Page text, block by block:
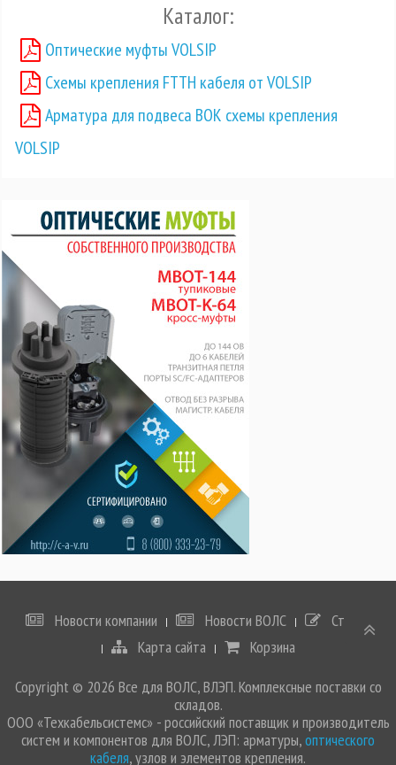
Каталог:
Оптические муфты VOLSIP
Схемы крепления FTTH кабеля от VOLSIP
Арматура для подвеса ВОК схемы крепления
VOLSIP
Новости компании Новости ВОЛС
Статьи
Карта сайта
Корзина
Copyright © 2026 Все для ВОЛС, ВЛЭП. Комплексные поставки со
складов.
ООО «Техкабельсистемс» - российский поставщик и производитель
систем и компонентов для ВОЛС, ЛЭП: арматуры,оптического
кабеля, узлов и элементов крепления.